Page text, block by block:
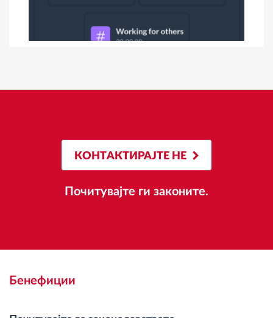
КОНТАКТИРАЈТЕ НЕ
Почитувајте ги законите.
Бенефиции